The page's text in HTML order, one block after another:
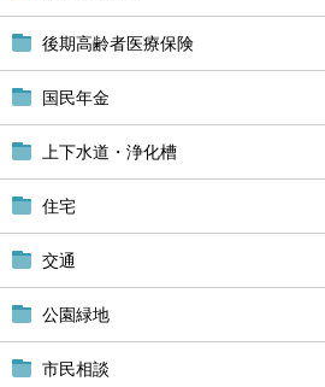
後期高齢者医療保険
国民年金
上下水道・浄化槽
住宅
交通
公園緑地
市民相談